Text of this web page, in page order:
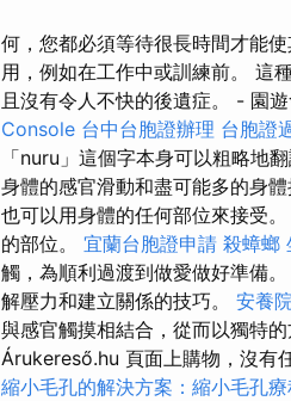
何，您都必須等待很長時間才能
用，例如在工作中或訓練前。 這
且沒有令人不快的後遺症。 - 園
Console 台中台胞證辦理 台胞證
「nuru」這個字本身可以粗略地
身體的感官滑動和盡可能多的身體
也可以用身體的任何部位來接受。
的部位。 宜蘭台胞證申請 殺蟑螂
觸，為順利過渡到做愛做好準備
解壓力和建立關係的技巧。 安養
與感官觸摸相結合，從而以獨特
Árukereső.hu 頁面上購物，沒有
縮小毛孔的解決方案：縮小毛孔療